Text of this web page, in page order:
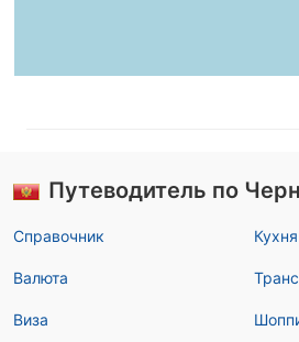
Путеводитель по
Справочник
Валюта
Виза
Кухня